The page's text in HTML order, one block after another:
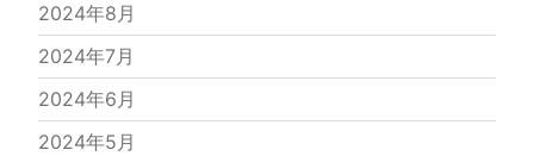
2024年8月
2024年7月
2024年6月
2024年5月